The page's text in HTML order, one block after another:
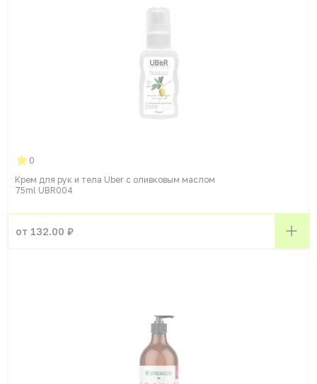
0
Крем для рук и тела Uber с оливковым маслом
75ml UBR004
от 132.00 ₽